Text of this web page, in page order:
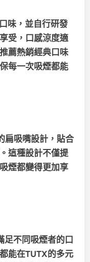
味，並自行研發
受， 口感涼度適
薦熱銷經典口味
每一次吸煙都能
扁吸嘴設計，貼合
這種設計不僅提
煙都變得更加享
足不同吸煙者的口
能在TUTX的多元